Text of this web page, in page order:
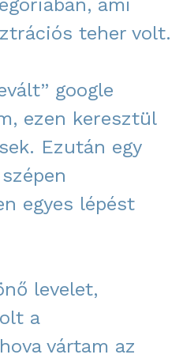
teher volt.
google
ezen keresztül
Ezután egy
egyes lépést
levelet,
a
vártam az